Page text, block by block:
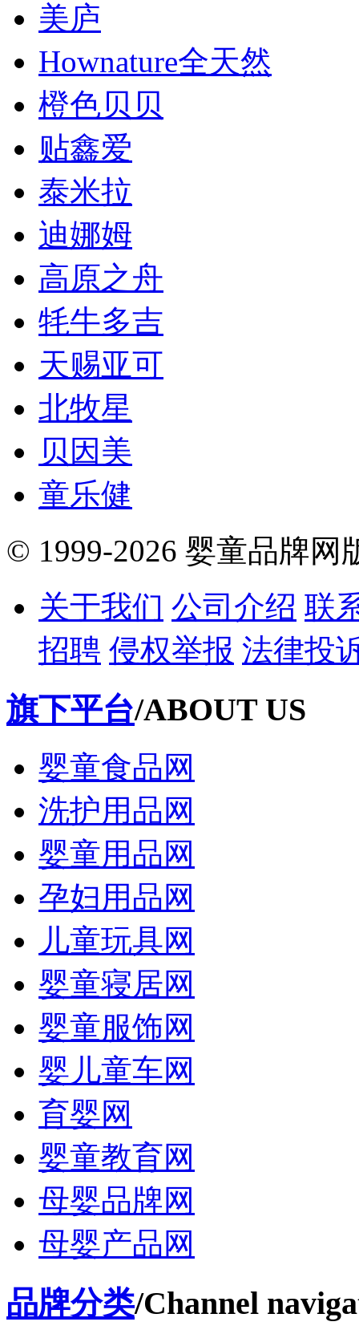
美庐
Hownature全天然
橙色贝贝
贴鑫爱
泰米拉
迪娜姆
高原之舟
牦牛多吉
天赐亚可
北牧星
贝因美
童乐健
© 1999-2026 婴童品牌网
关于我们 公司介绍 联
招聘 侵权举报 法律投
旗下平台/ABOUT US
婴童食品网
洗护用品网
婴童用品网
孕妇用品网
儿童玩具网
婴童寝居网
婴童服饰网
婴儿童车网
育婴网
婴童教育网
母婴品牌网
母婴产品网
品牌分类/Channel